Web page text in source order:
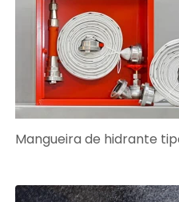
Mangueira de hidrante